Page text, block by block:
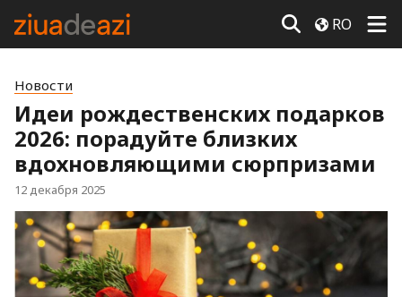
RO
Новости
Идеи рождественских подарков
2026: порадуйте близких
вдохновляющими сюрпризами
12 декабря 2025